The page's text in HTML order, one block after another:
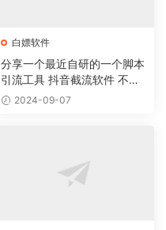
白嫖软件
分享一个最近自研的一个脚本
引流工具 抖音截流软件 不封
号 无痕
2024-09-07